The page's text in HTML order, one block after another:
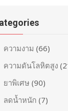
ความงาม (66)
ความดันโลหิตสูง
ยาพิเศษ (90)
ลดน้ำหนัก (7)